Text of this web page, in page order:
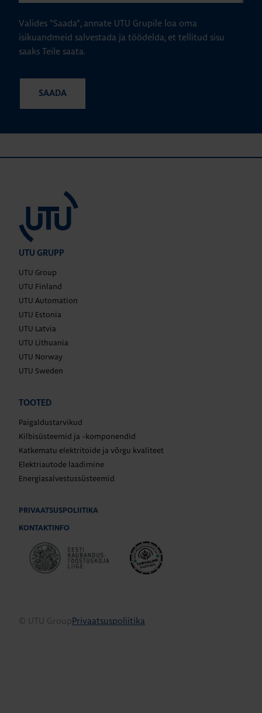
Valides "Saada", annate UTU Grupile loa oma
isikuandmeid salvestada ja töödelda, et tellitud sisu
saaks Teile saata.
UTU GRUPP
UTU Group
UTU Finland
UTU Automation
UTU Estonia
UTU Latvia
UTU Lithuania
UTU Norway
UTU Sweden
TOOTED
Paigaldustarvikud
Kilbisüsteemid ja -komponendid
Katkematu elektritoide ja võrgu kvaliteet
Elektriautode laadimine
Energiasalvestussüsteemid
PRIVAATSUSPOLIITIKA
KONTAKTINFO
© UTU GroupPrivaatsuspoliitika